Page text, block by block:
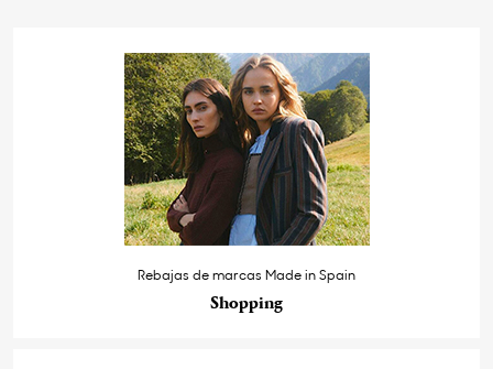
Rebajas de marcas Made in Spain
Shopping